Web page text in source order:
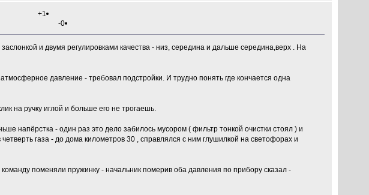
+1
-0
и двумя регулировками качества - низ, середина и дальше середина,верх . На
давление - требовал подстройки. И трудно понять где кончается одна
на ручку иглой и больше его не трогаешь.
напёрстка - один раз это дело забилось мусором ( фильтр тонкой очистки стоял ) и
газа - до дома километров 30 , справлялся с ним глушилкой на светофорах и
поменяли пружинку - начальник померив оба давления по прибору сказал -